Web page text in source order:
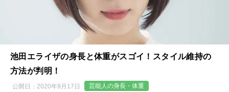
池田エライザの身長と体重がスゴイ！スタイル維持の
方法が判明！
公開日： 2020年9月17日 芸能人の身長・体重